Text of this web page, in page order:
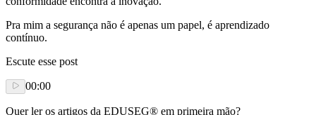
Pra mim a segurança não é apenas um papel, é aprendizado
contínuo.
Escute esse post
00:00
Quer ler os artigos da EDUSEG® em primeira mão?